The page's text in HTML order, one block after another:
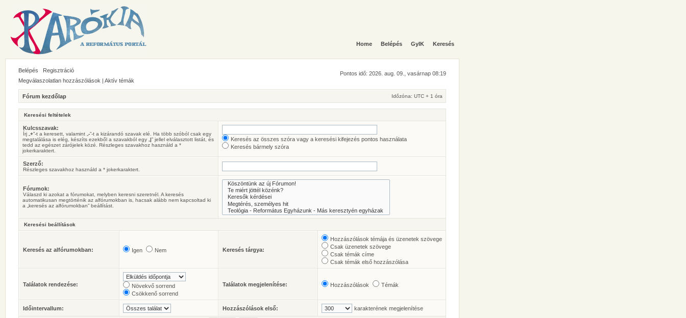
Home Belépés GyIK Keresés
Belépés Regisztráció
Pontos idő: 2026. aug. 09., vasárnap 08:19
Megválaszolatlan hozzászólások | Aktív témák
Fórum kezdőlap Időzóna: UTC + 1 óra
Keresési feltételek
Kulcsszavak:
Írj „ +”-t a keresett, valamint „ -”-t a kizárandó szavak elé. Ha több szóból csak egy
megtalálása is elég, készíts ezekből a szavakból egy „ |” jellel elválasztott listát, és
tedd az egészet zárójelek közé. Részleges szavakhoz használd a *
jokerkaraktert.
Keresés az összes szóra vagy a keresési kifejezés pontos használata
Keresés bármely szóra
Szerző:
Részleges szavakhoz használd a * jokerkaraktert.
Fórumok:
Válaszd ki azokat a fórumokat, melyben keresni szeretnél. A keresés
automatikusan megtörténik az alfórumokban is, hacsak alább nem kapcsoltad ki
a „keresés az alfórumokban” beállítást.
Keresési beállítások
Keresés az alfórumokban: Igen Nem Keresés tárgya:
Hozzászólások témája és üzenetek szövege
Csak üzenetek szövege
Csak témák címe
Csak témák első hozzászólása
Találatok rendezése:
Növekvő sorrend
Csökkenő sorrend
Találatok megjelenítése: Hozzászólások Témák
Időintervallum: Hozzászólások első: karakterének megjelenítése